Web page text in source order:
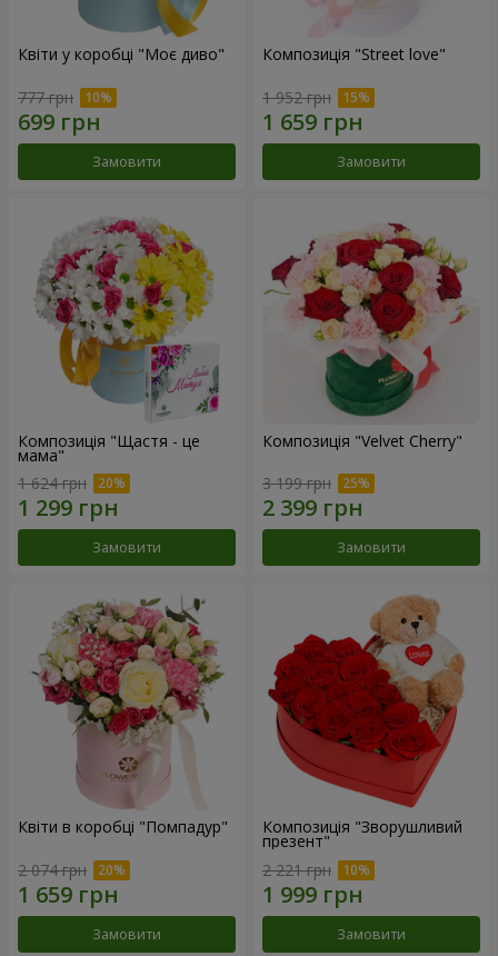
Квіти у коробці "Моє диво"
777 грн
Замовити
Композиція "Street love"
1 952 грн
Замовити
Композиція "Щастя - це
мама"
1 624 грн
Замовити
Композиція "Velvet Cherry"
3 199 грн
Замовити
Квіти в коробці "Помпадур"
2 074 грн
Замовити
Композиція "Зворушливий
презент"
2 221 грн
Замовити